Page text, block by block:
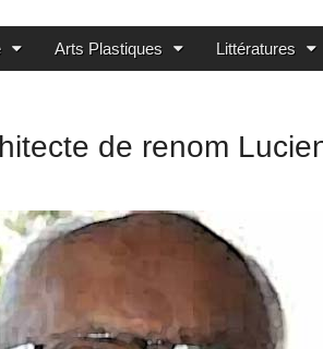
Arts Plastiques Littératures
de renom